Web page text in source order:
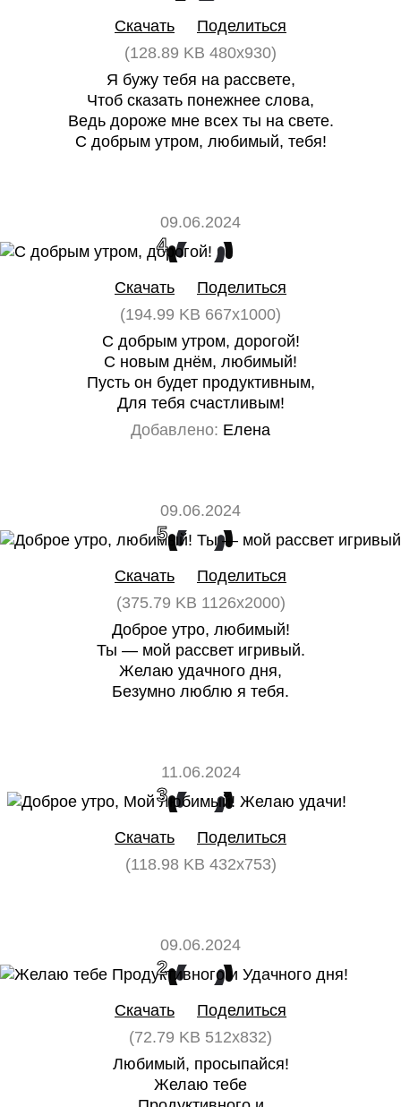
Скачать
Поделиться
(128.89 KB 480x930)
Я бужу тебя на рассвете,
Чтоб сказать понежнее слова,
Ведь дороже мне всех ты на свете.
С добрым утром, любимый, тебя!
09.06.2024
4
Скачать
Поделиться
(194.99 KB 667x1000)
С добрым утром, дорогой!
С новым днём, любимый!
Пусть он будет продуктивным,
Для тебя счастливым!
Добавлено: Елена
09.06.2024
5 0
Скачать
Поделиться
(375.79 KB 1126x2000)
Доброе утро, любимый!
Ты — мой рассвет игривый.
Желаю удачного дня,
Безумно люблю я тебя.
11.06.2024
3 0
Скачать
Поделиться
(118.98 KB 432x753)
09.06.2024
2 0
Скачать
Поделиться
(72.79 KB 512x832)
Любимый, просыпайся!
Желаю тебе